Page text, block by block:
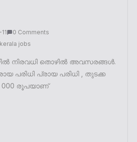
0 Comments
kerala jobs
നിരവധി തൊഴിൽ അവസരങ്ങൾ.
പരിധി പ്രായ പരിധി , തുടക്ക
000 രൂപയാണ്